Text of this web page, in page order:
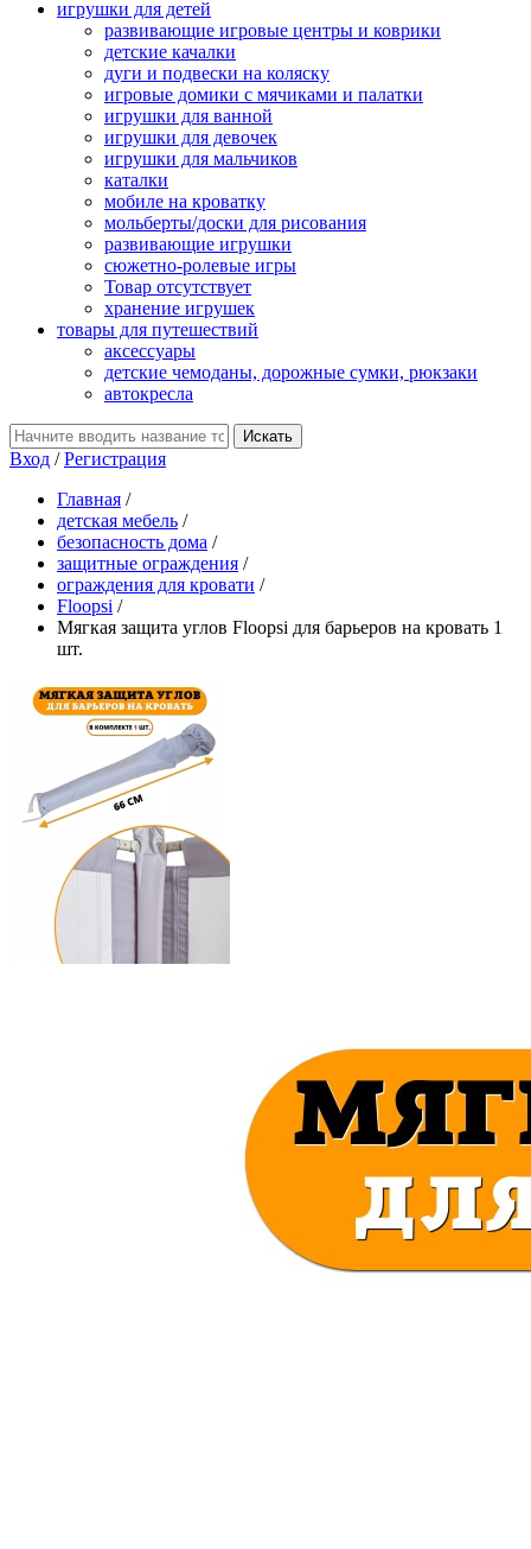
игрушки для детей
развивающие игровые центры и коврики
детские качалки
дуги и подвески на коляску
игровые домики с мячиками и палатки
игрушки для ванной
игрушки для девочек
игрушки для мальчиков
каталки
мобиле на кроватку
мольберты/доски для рисования
развивающие игрушки
сюжетно-ролевые игры
Товар отсутствует
хранение игрушек
товары для путешествий
аксессуары
детские чемоданы, дорожные сумки, рюкзаки
автокресла
Вход /Регистрация
Главная /
детская мебель /
безопасность дома /
защитные ограждения /
ограждения для кровати /
Floopsi /
Мягкая защита углов Floopsi для барьеров на кровать 1
шт.